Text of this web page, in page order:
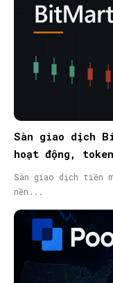
Sàn giao dịch
hoạt động,
Sàn giao dịch tiền
nền...